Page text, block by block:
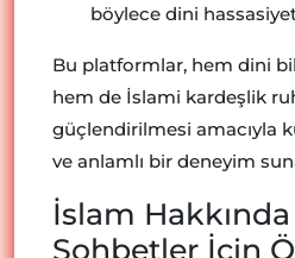
böylece dini
Bu platformlar, hem dini
hem de İslami kardeşlik
güçlendirilmesi amacıyla
ve anlamlı bir deneyim
İslam Hakkında
Sohbetler İçin